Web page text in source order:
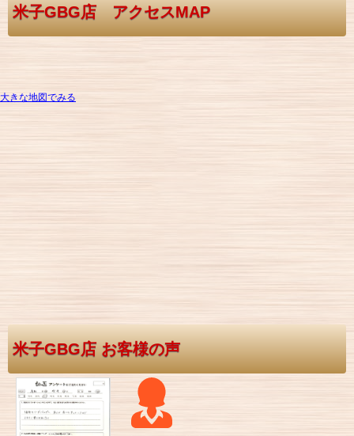
米子GBG店 アクセスMAP
大きな地図でみる
米子GBG店 お客様の声